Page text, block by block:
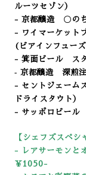
ルーツセゾン）
- 京都醸造 〇の
- ワイマーケット
(ビアインフュー
- 箕面ビール スタ
‐ 京都醸造 深煎注
- セントジェーム
ドライスタウト）
- サッポロビール
【シェフズスペ
-
レアサーモンと
￥1050-